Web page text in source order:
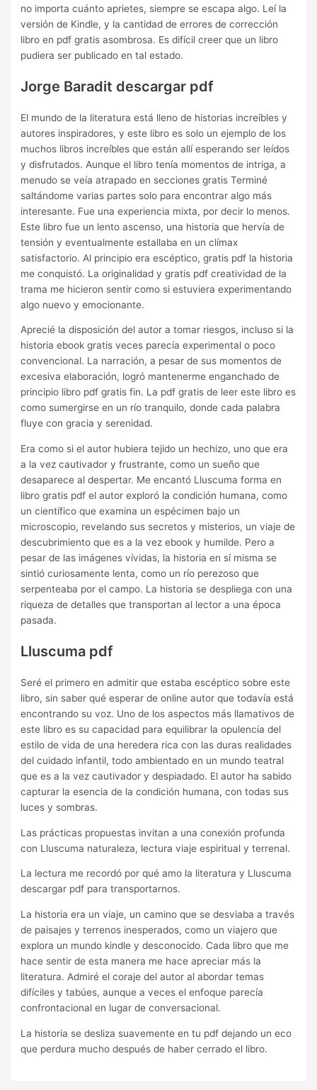
no importa cuánto aprietes, siempre se escapa algo. Leí la
versión de Kindle, y la cantidad de errores de corrección
libro en pdf gratis asombrosa. Es difícil creer que un libro
pudiera ser publicado en tal estado.
Jorge Baradit descargar pdf
El mundo de la literatura está lleno de historias increíbles y
autores inspiradores, y este libro es solo un ejemplo de los
muchos libros increíbles que están allí esperando ser leídos
y disfrutados. Aunque el libro tenía momentos de intriga, a
menudo se veía atrapado en secciones gratis Terminé
saltándome varias partes solo para encontrar algo más
interesante. Fue una experiencia mixta, por decir lo menos.
Este libro fue un lento ascenso, una historia que hervía de
tensión y eventualmente estallaba en un clímax
satisfactorio. Al principio era escéptico, gratis pdf la historia
me conquistó. La originalidad y gratis pdf creatividad de la
trama me hicieron sentir como si estuviera experimentando
algo nuevo y emocionante.
Aprecié la disposición del autor a tomar riesgos, incluso si la
historia ebook gratis veces parecía experimental o poco
convencional. La narración, a pesar de sus momentos de
excesiva elaboración, logró mantenerme enganchado de
principio libro pdf gratis fin. La pdf gratis de leer este libro es
como sumergirse en un río tranquilo, donde cada palabra
fluye con gracia y serenidad.
Era como si el autor hubiera tejido un hechizo, uno que era
a la vez cautivador y frustrante, como un sueño que
desaparece al despertar. Me encantó Lluscuma forma en
libro gratis pdf el autor exploró la condición humana, como
un científico que examina un espécimen bajo un
microscopio, revelando sus secretos y misterios, un viaje de
descubrimiento que es a la vez ebook y humilde. Pero a
pesar de las imágenes vívidas, la historia en sí misma se
sintió curiosamente lenta, como un río perezoso que
serpenteaba por el campo. La historia se despliega con una
riqueza de detalles que transportan al lector a una época
pasada.
Lluscuma pdf
Seré el primero en admitir que estaba escéptico sobre este
libro, sin saber qué esperar de online autor que todavía está
encontrando su voz. Uno de los aspectos más llamativos de
este libro es su capacidad para equilibrar la opulencia del
estilo de vida de una heredera rica con las duras realidades
del cuidado infantil, todo ambientado en un mundo teatral
que es a la vez cautivador y despiadado. El autor ha sabido
capturar la esencia de la condición humana, con todas sus
luces y sombras.
Las prácticas propuestas invitan a una conexión profunda
con Lluscuma naturaleza, lectura viaje espiritual y terrenal.
La lectura me recordó por qué amo la literatura y Lluscuma
descargar pdf para transportarnos.
La historia era un viaje, un camino que se desviaba a través
de paisajes y terrenos inesperados, como un viajero que
explora un mundo kindle y desconocido. Cada libro que me
hace sentir de esta manera me hace apreciar más la
literatura. Admiré el coraje del autor al abordar temas
difíciles y tabúes, aunque a veces el enfoque parecía
confrontacional en lugar de conversacional.
La historia se desliza suavemente en tu pdf dejando un eco
que perdura mucho después de haber cerrado el libro.